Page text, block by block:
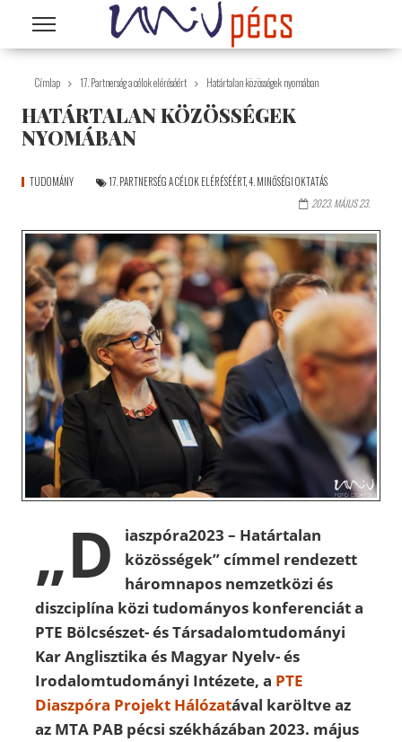
Ugrás a tartalomra
Címlap 17. Partnerség a célok eléréséért Határtalan közösségek nyomában
HATÁRTALAN KÖZÖSSÉGEK
NYOMÁBAN
TUDOMÁNY 17. PARTNERSÉG A CÉLOK ELÉRÉSÉÉRT,4. MINŐSÉGI OKTATÁS
2023. MÁJUS 23.
„D
iaszpóra2023 – Határtalan
közösségek” címmel rendezett
háromnapos nemzetközi és
diszciplína közi tudományos konferenciát a
PTE Bölcsészet- és Társadalomtudományi
Kar Anglisztika és Magyar Nyelv- és
Irodalomtudományi Intézete, a PTE
Diaszpóra Projekt Hálózatával karöltve az
az MTA PAB pécsi székházában 2023. május